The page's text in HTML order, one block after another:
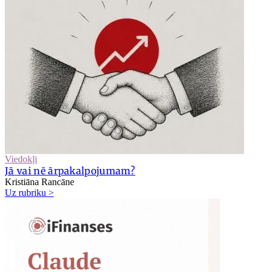
Viedokļi
Jā vai nē ārpakalpojumam?
Kristiāna Rancāne
Uz rubriku >